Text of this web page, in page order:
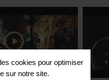
cookies pour optimiser
sur notre site.